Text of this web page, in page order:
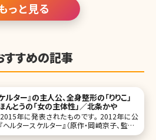
っと見る
すすめの記事
ルター』の主人公、全身整形の「りりこ」
んとうの「女の主体性」／北条かや
年に発表されたものです。 2012年に公
ルタースケルター』（原作・岡崎京子、監督・
じ女として衝撃的だった。いわずとしれたス